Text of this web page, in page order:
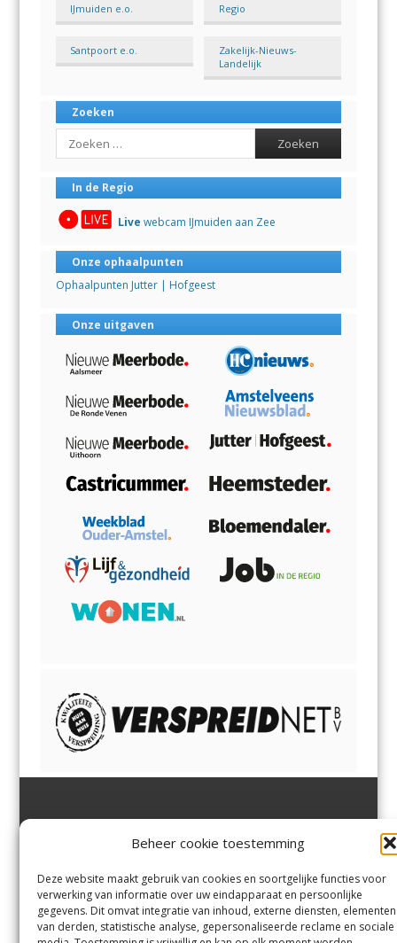
Beheer cookie toestemming
Deze website maakt gebruik van cookies en soortgelijke functies voor
verwerking van informatie over uw eindapparaat en persoonlijke
gegevens. Dit omvat integratie van inhoud, externe diensten, elementen
van derden, statistische analyse, gepersonaliseerde reclame en sociale
IJmuiden e.o. Regio
Santpoort e.o.
Zakelijk-Nieuws-
Landelijk
Zoeken
Search
In de Regio
Live webcam IJmuiden aan Zee
Onze ophaalpunten
Ophaalpunten Jutter | Hofgeest
Onze uitgaven
Margadantstraat 34
0255-533900
info@jutter.nlofinfo@hofgee
st.nl
Velserbroek,Velsen-Zuid,
Zuid,Driehuisen
Spaarnwoude.